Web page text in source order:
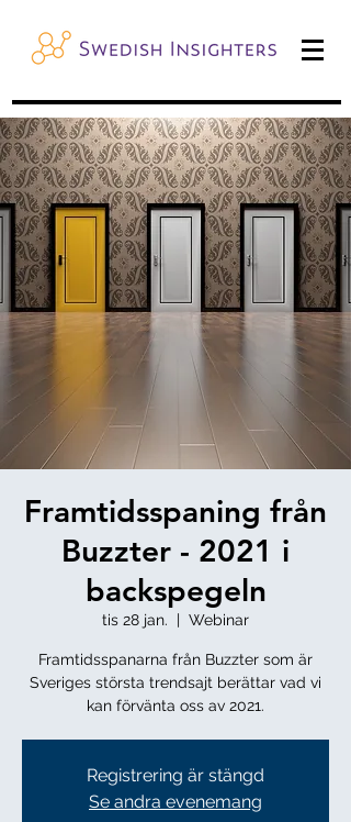
Framtidsspaning från
Buzzter - 2021 i
backspegeln
tis 28 jan.
  |
Webinar
Framtidsspanarna från Buzzter som är
Sveriges största trendsajt berättar vad vi
Registrering är stängd
Se andra evenemang